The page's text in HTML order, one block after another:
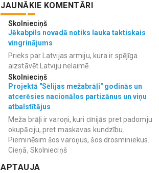
JAUNĀKIE KOMENTĀRI
Skolnieciņš
Jēkabpils novadā notiks lauka taktiskais
vingrinājums
Prieks par Latvijas armiju, kura ir spējīga
aizstāvēt Latviju nelaimē.
Skolnieciņš
Projektā "Sēlijas mežabrāļi" godinās un
atcerēsies nacionālos partizānus un viņu
atbalstītājus
Meža brāļi ir varoņi, kuri cīnijās pret padomju
okupāciju, pret maskavas kundzību.
Pieminēsim šos varoņus, šos drosminiekus.
Cieņā, Skolnieciņš
APTAUJA